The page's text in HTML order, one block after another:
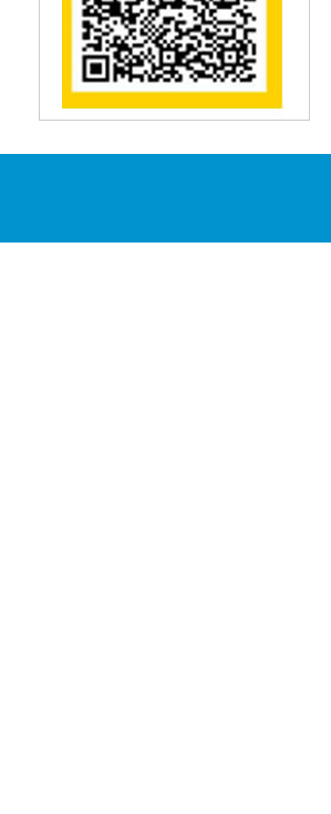
Reumatología
Salud Pública
Semiología
Terapia Ocupacional
Urología